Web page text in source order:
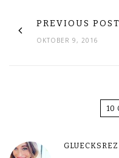
PREVIOUS POST
OKTOBER 9, 2016
10